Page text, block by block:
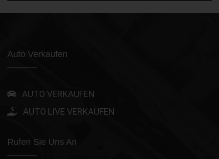
Auto Verkaufen
AUTO VERKAUFEN
AUTO LIVE VERKAUFEN
Rufen Sie Uns An